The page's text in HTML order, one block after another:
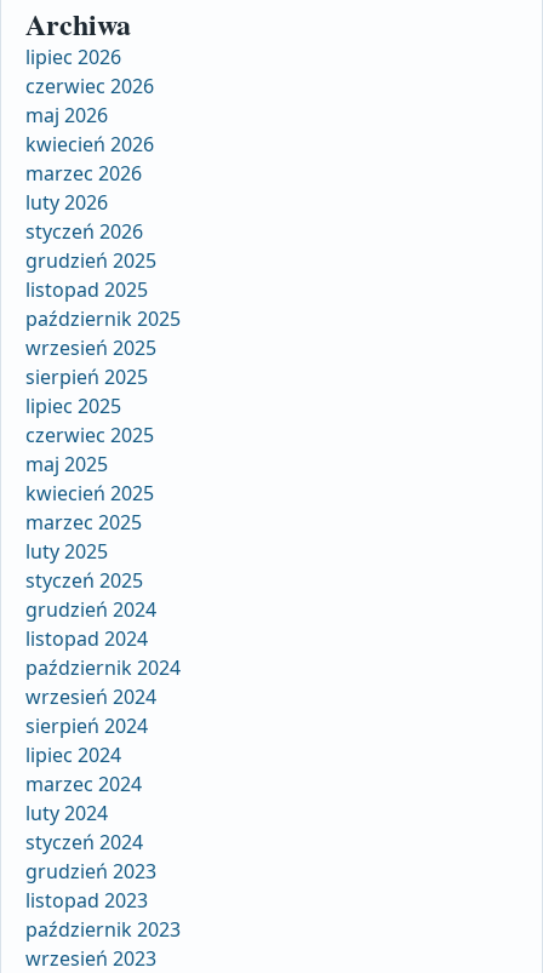
Archiwa
lipiec 2026
czerwiec 2026
maj 2026
kwiecień 2026
marzec 2026
luty 2026
styczeń 2026
grudzień 2025
listopad 2025
październik 2025
wrzesień 2025
sierpień 2025
lipiec 2025
czerwiec 2025
maj 2025
kwiecień 2025
marzec 2025
luty 2025
styczeń 2025
grudzień 2024
listopad 2024
październik 2024
wrzesień 2024
sierpień 2024
lipiec 2024
marzec 2024
luty 2024
styczeń 2024
grudzień 2023
listopad 2023
październik 2023
wrzesień 2023